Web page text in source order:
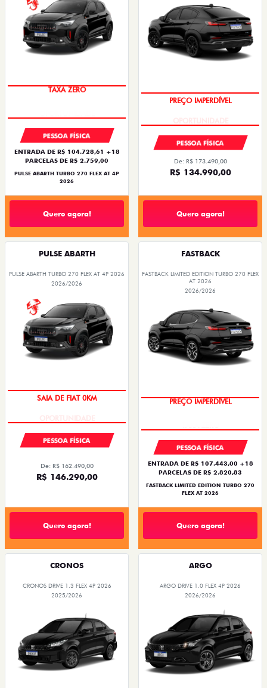
TAXA ZERO
PESSOA FÍSICA
ENTRADA DE R$ 104.728,61 +18
PARCELAS DE R$ 2.759,00
PULSE ABARTH TURBO 270 FLEX AT 4P
2026
Quero agora!
PREÇO IMPERDÍVEL
PESSOA FÍSICA
De: R$ 173.490,00
R$ 134.990,00
Quero agora!
PULSE ABARTH
PULSE ABARTH TURBO 270 FLEX AT 4P 2026
2026/2026
SAIA DE FIAT 0KM
PESSOA FÍSICA
De: R$ 162.490,00
R$ 146.290,00
Quero agora!
FASTBACK
FASTBACK LIMITED EDITION TURBO 270 FLEX
AT 2026
2026/2026
PREÇO IMPERDÍVEL
PESSOA FÍSICA
ENTRADA DE R$ 107.443,00 +18
PARCELAS DE R$ 2.820,83
FASTBACK LIMITED EDITION TURBO 270
FLEX AT 2026
Quero agora!
CRONOS
CRONOS DRIVE 1.3 FLEX 4P 2026
2025/2026
ARGO
ARGO DRIVE 1.0 FLEX 4P 2026
2026/2026